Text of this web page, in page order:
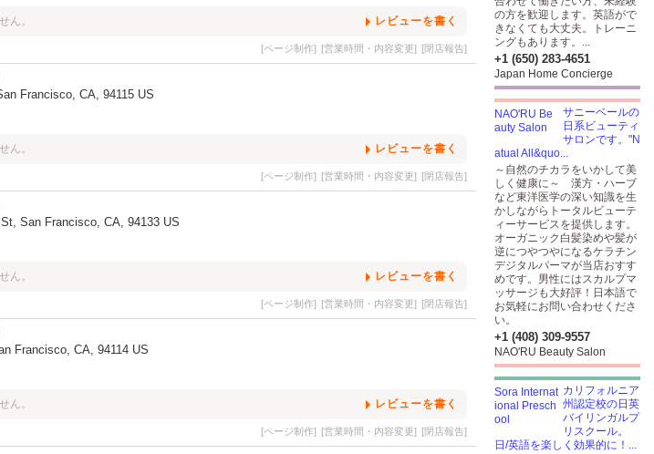
ん。 レビューを書く
[ページ制作] [営業時間・内容変更] [閉店報告]
Francisco, CA, 94115 US
ん。 レビューを書く
[ページ制作] [営業時間・内容変更] [閉店報告]
San Francisco, CA, 94133 US
ん。 レビューを書く
[ページ制作] [営業時間・内容変更] [閉店報告]
Francisco, CA, 94114 US
ん。 レビューを書く
[ページ制作] [営業時間・内容変更] [閉店報告]
の方を歓迎します。英語がで
きなくても大丈夫。トレーニ
ングもあります。...
+1 (650) 283-4651
Japan Home Concierge
サニーベールの
日系ビューティ
サロンです。"N
atual All&quo...
～自然のチカラをいかして美
しく健康に～ 漢方・ハーブ
など東洋医学の深い知識を生
かしながらトータルビューテ
ィーサービスを提供します。
オーガニック白髪染めや髪が
逆につやつやになるケラチン
デジタルパーマが当店おすす
めです。男性にはスカルプマ
ッサージも大好評！日本語で
お気軽にお問い合わせくださ
い。
+1 (408) 309-9557
NAO'RU Beauty Salon
カリフォルニア
州認定校の日英
バイリンガルプ
リスクール。
日/英語を楽しく効果的に！...